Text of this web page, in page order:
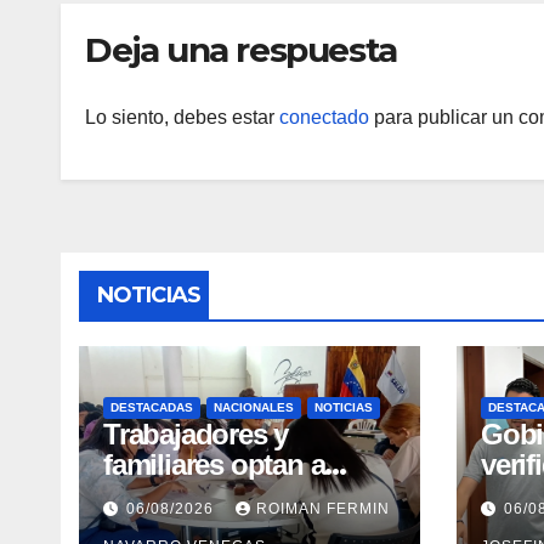
Deja una respuesta
Lo siento, debes estar conectado para publicar un
NOTICIAS
DESTACADAS NACIONALES NOTICIAS
Trabajadores y
familiares optan a
carreras universitarias
mediante convenio
06/08/2026 ROIMAN FERMIN
en06/